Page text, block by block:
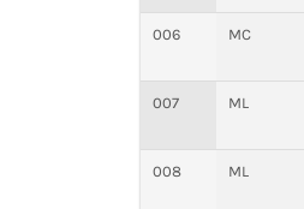
006 MC
007 ML
008 ML